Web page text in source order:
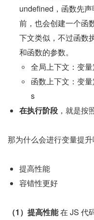
undefined，函数先
前，也会创建一个函
下文类似，不过函数
和函数的参数。
全局上下文：变
函数上下文：变
s
在执行阶段 ，就是按
那为什么会进行变量提
提高性能
容错性更好
（1）提高性能 在 JS 代